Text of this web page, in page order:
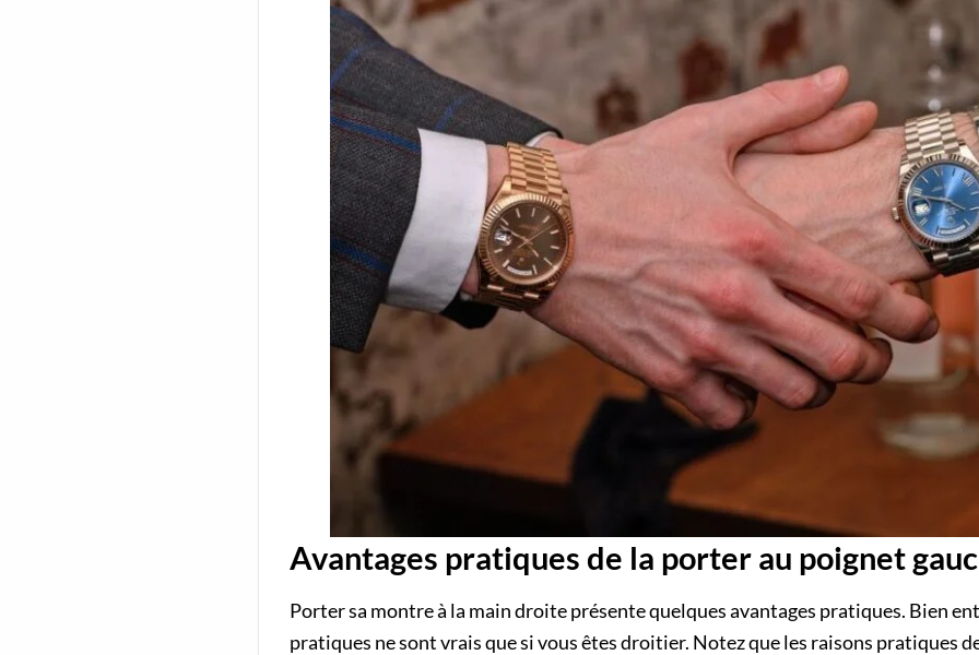
Avantages pratiques de la porter au poignet
Porter sa montre à la main droite présente quelques avantages pratiques. Bien
pratiques ne sont vrais que si vous êtes droitier. Notez que les raisons pratiques